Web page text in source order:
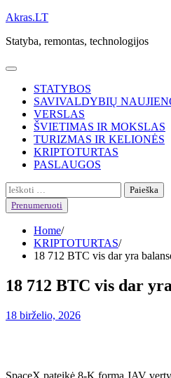
Skip
content
Akras.LT
Statyba, remontas, technologijos
STATYBOS
SAVIVALDYBIŲ
VERSLAS
ŠVIETIMAS IR MOKSLAS
TURIZMAS IR KELIONĖS
KRIPTOTURTAS
PASLAUGOS
Ieškoti:
Prenumeruoti
Home
KRIPTOTURTAS
18 712 BTC vis dar yra
18 712 BTC vis dar
18 birželio, 2026
SpaceX pateikė 8-K formą JAV